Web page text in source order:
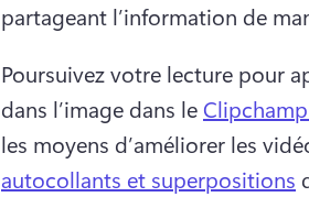
partageant l’information de
Poursuivez votre lecture pour
dans l’image dans le
les moyens d’améliorer les
autocollants et superpositions